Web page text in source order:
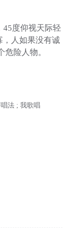
度仰视天际轻
，人如果没有诚
险人物。
法 ; 我歌唱